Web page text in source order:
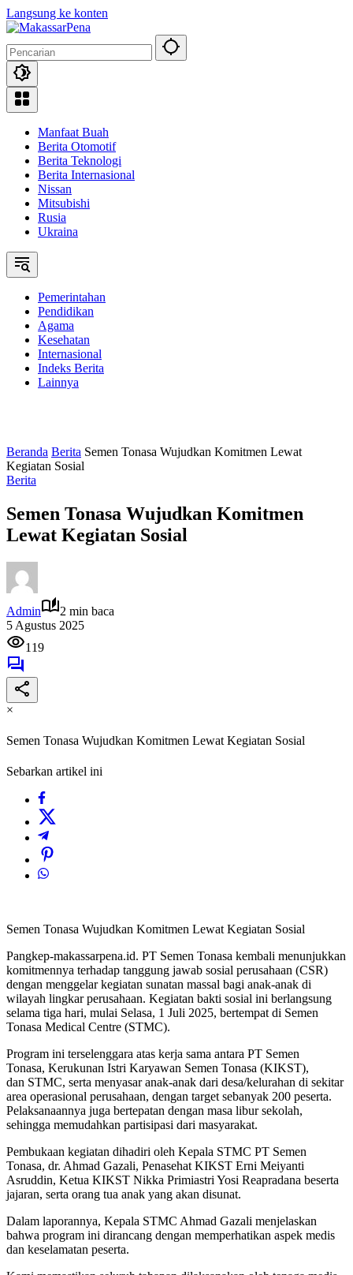
Langsung ke konten
Manfaat Buah
Berita Otomotif
Berita Teknologi
Berita Internasional
Nissan
Mitsubishi
Rusia
Ukraina
Pemerintahan
Pendidikan
Agama
Kesehatan
Internasional
Indeks Berita
Lainnya
Beranda Berita Semen Tonasa Wujudkan Komitmen Lewat
Kegiatan Sosial
Berita
Semen Tonasa Wujudkan Komitmen
Lewat Kegiatan Sosial
Admin
2 min baca
5 Agustus 2025
119
×
Semen Tonasa Wujudkan Komitmen Lewat Kegiatan Sosial
Sebarkan artikel ini
Semen Tonasa Wujudkan Komitmen Lewat Kegiatan Sosial
Pangkep-makassarpena.id. PT Semen Tonasa kembali menunjukkan
komitmennya terhadap tanggung jawab sosial perusahaan (CSR)
dengan menggelar kegiatan sunatan massal bagi anak-anak di
wilayah lingkar perusahaan. Kegiatan bakti sosial ini berlangsung
selama tiga hari, mulai Selasa, 1 Juli 2025, bertempat di Semen
Tonasa Medical Centre (STMC).
Program ini terselenggara atas kerja sama antara PT Semen
Tonasa, Kerukunan Istri Karyawan Semen Tonasa (KIKST),
dan STMC, serta menyasar anak-anak dari desa/kelurahan di sekitar
area operasional perusahaan, dengan target sebanyak 200 peserta.
Pelaksanaannya juga bertepatan dengan masa libur sekolah,
sehingga memudahkan partisipasi dari masyarakat.
Pembukaan kegiatan dihadiri oleh Kepala STMC PT Semen
Tonasa, dr. Ahmad Gazali, Penasehat KIKST Erni Meiyanti
Asruddin, Ketua KIKST Nikka Primiastri Yosi Reapradana beserta
jajaran, serta orang tua anak yang akan disunat.
Dalam laporannya, Kepala STMC Ahmad Gazali menjelaskan
bahwa program ini dirancang dengan memperhatikan aspek medis
dan keselamatan peserta.